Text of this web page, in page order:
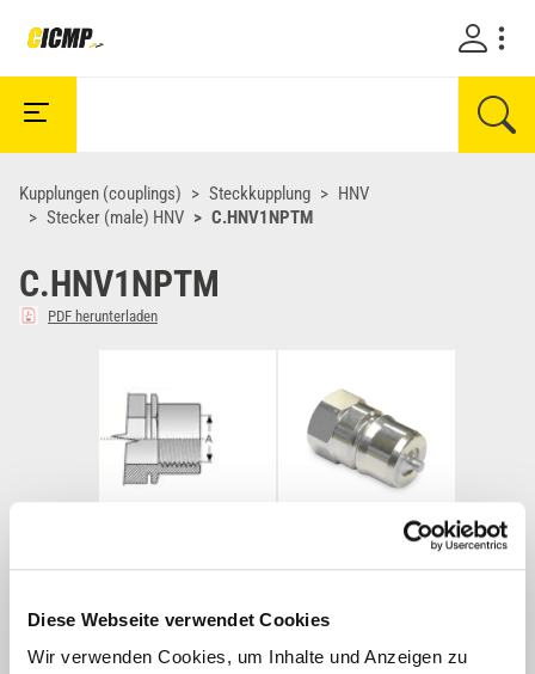
Diese Webseite verwendet Cookies
Wir verwenden Cookies, um Inhalte und Anzeigen zu
Kupplungen (couplings) Steckkupplung
HNV
Stecker (male) HNV
C.HNV1NPTM
C.HNV1NPTM
PDF herunterladen